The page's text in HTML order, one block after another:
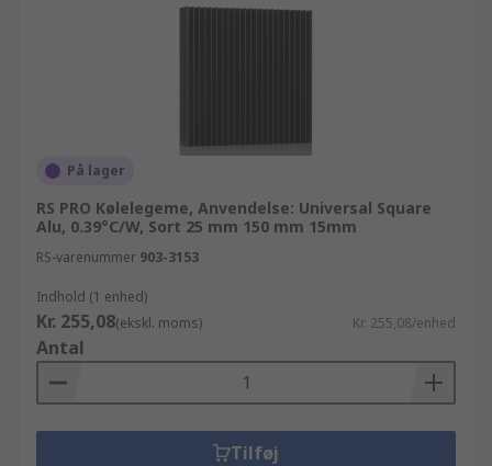
På lager
RS PRO Kølelegeme, Anvendelse: Universal Square
Alu, 0.39°C/W, Sort 25 mm 150 mm 15mm
RS-varenummer 903-3153
Indhold (1 enhed)
Kr. 255,08(ekskl. moms) Kr. 255,08/enhed
Antal
Tilføj